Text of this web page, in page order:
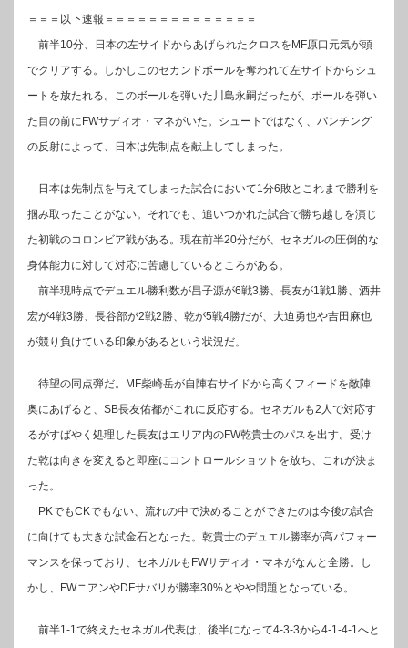
＝＝＝以下速報＝＝＝＝＝＝＝＝＝＝＝＝＝＝
前半10分、日本の左サイドからあげられたクロスをMF原口元気が頭
でクリアする。しかしこのセカンドボールを奪われて左サイドからシュ
ートを放たれる。このボールを弾いた川島永嗣だったが、ボールを弾い
た目の前にFWサディオ・マネがいた。シュートではなく、パンチング
の反射によって、日本は先制点を献上してしまった。
日本は先制点を与えてしまった試合において1分6敗とこれまで勝利を
掴み取ったことがない。それでも、追いつかれた試合で勝ち越しを演じ
た初戦のコロンビア戦がある。現在前半20分だが、セネガルの圧倒的な
身体能力に対して対応に苦慮しているところがある。
前半現時点でデュエル勝利数が昌子源が6戦3勝、長友が1戦1勝、酒井
宏が4戦3勝、長谷部が2戦2勝、乾が5戦4勝だが、大迫勇也や吉田麻也
が競り負けている印象があるという状況だ。
待望の同点弾だ。MF柴崎岳が自陣右サイドから高くフィードを敵陣
奥にあげると、SB長友佑都がこれに反応する。セネガルも2人で対応す
るがすばやく処理した長友はエリア内のFW乾貴士のパスを出す。受け
た乾は向きを変えると即座にコントロールショットを放ち、これが決ま
った。
PKでもCKでもない、流れの中で決めることができたのは今後の試合
に向けても大きな試金石となった。乾貴士のデュエル勝率が高パフォー
マンスを保っており、セネガルもFWサディオ・マネがなんと全勝。し
かし、FWニアンやDFサバリが勝率30%とやや問題となっている。
前半1-1で終えたセネガル代表は、後半になって4-3-3から4-1-4-1へと